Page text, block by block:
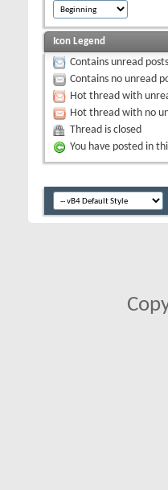
Icon Legend
Contains unread posts
Contains no unread
Hot thread with
Hot thread with no
Thread is closed
You have posted in